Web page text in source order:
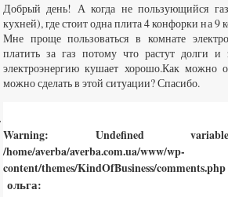
Добрый день! А когда не пользующийся
кухней), где стоит одна плита 4 конфорки на 9
Мне проще пользоваться в комнате
платить за газ потому что растут долги и
электроэнергию кушает хорошо.Как можно
можно сделать в этой ситуации? Спасибо.
Warning: Undefined
/home/averba/averba.com.ua/www/wp-
content/themes/KindOfBusiness/comments.php
ольга: